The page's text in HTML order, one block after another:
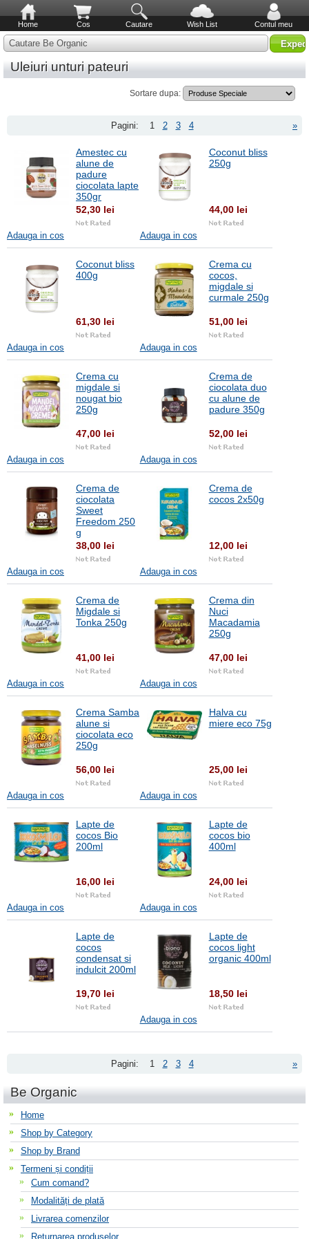
Home Cos Cautare Wish List Contul meu
Cautare Be Organic
Uleiuri unturi pateuri
Sortare dupa:
»
Pagini: 1 2 3 4
Amestec cu
alune de
padure
ciocolata lapte
350gr
52,30 lei
Adauga in cos
Coconut bliss
250g
44,00 lei
Adauga in cos
Coconut bliss
400g
61,30 lei
Adauga in cos
Crema cu
cocos,
migdale si
curmale 250g
51,00 lei
Adauga in cos
Crema cu
migdale si
nougat bio
250g
47,00 lei
Adauga in cos
Crema de
ciocolata duo
cu alune de
padure 350g
52,00 lei
Adauga in cos
Crema de
ciocolata
Sweet
Freedom 250
g
38,00 lei
Adauga in cos
Crema de
cocos 2x50g
12,00 lei
Adauga in cos
Crema de
Migdale si
Tonka 250g
41,00 lei
Adauga in cos
Crema din
Nuci
Macadamia
250g
47,00 lei
Adauga in cos
Crema Samba
alune si
ciocolata eco
250g
56,00 lei
Adauga in cos
Halva cu
miere eco 75g
25,00 lei
Adauga in cos
Lapte de
cocos Bio
200ml
16,00 lei
Adauga in cos
Lapte de
cocos bio
400ml
24,00 lei
Adauga in cos
Lapte de
cocos
condensat si
indulcit 200ml
19,70 lei
Lapte de
cocos light
organic 400ml
18,50 lei
Adauga in cos
»
Pagini: 1 2 3 4
Be Organic
Home
Shop by Category
Shop by Brand
Termeni și condiții
Cum comand?
Modalități de plată
Livrarea comenzilor
Returnarea produselor